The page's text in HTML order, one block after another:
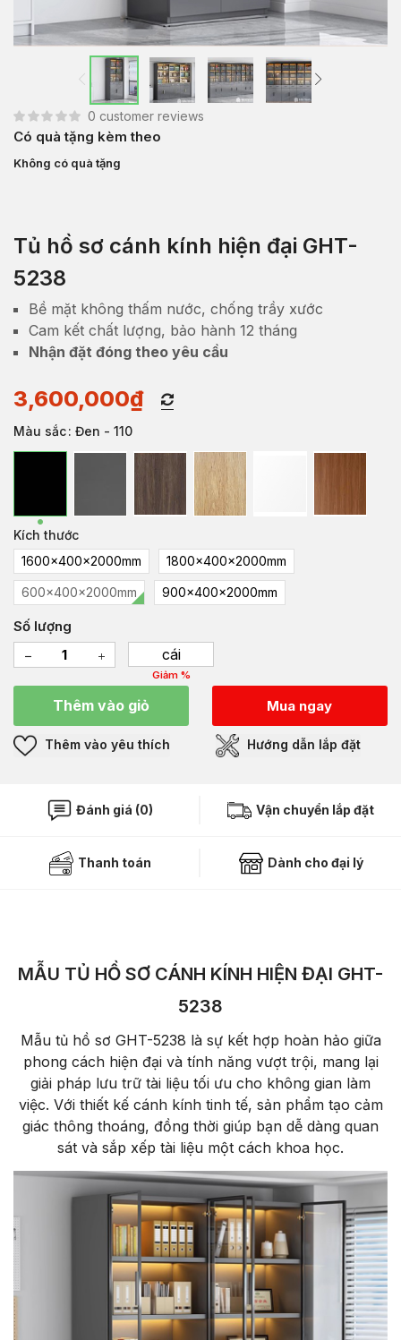
0 customer reviews
Có quà tặng kèm theo
Không có quà tặng
Tủ hồ sơ cánh kính hiện đại GHT-
5238
Bề mặt không thấm nước, chống trầy xước
Cam kết chất lượng, bảo hành 12 tháng
Nhận đặt đóng theo yêu cầu
3,600,000₫
Màu sắc: Đen - 110
Kích thước
1600x400x2000mm
1800x400x2000mm
600x400x2000mm 900x400x2000mm
Số lượng
cái
Giảm %
Thêm vào giỏ Mua ngay
Thêm vào yêu thích Hướng dẫn lắp đặt
Đánh giá (0) Vận chuyển lắp đặt
Thanh toán Dành cho đại lý
MẪU TỦ HỒ SƠ CÁNH KÍNH HIỆN ĐẠI GHT-
5238
Mẫu tủ hồ sơ GHT-5238 là sự kết hợp hoàn hảo giữa
phong cách hiện đại và tính năng vượt trội, mang lại
giải pháp lưu trữ tài liệu tối ưu cho không gian làm
việc. Với thiết kế cánh kính tinh tế, sản phẩm tạo cảm
giác thông thoáng, đồng thời giúp bạn dễ dàng quan
sát và sắp xếp tài liệu một cách khoa học.